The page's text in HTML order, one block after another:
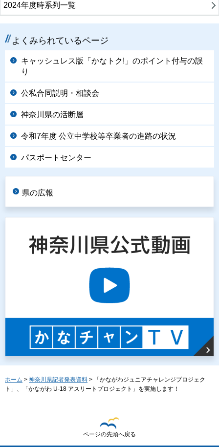
2024年度時系列一覧
よくみられているページ
キャッシュレス版「かなトク!」のポイント付与の誤
り
公私合同説明・相談会
神奈川県の活断層
令和7年度 公立中学校等卒業者の進路の状況
パスポートセンター
県の広報
ホーム > 神奈川県記者発表資料 > 「かながわジュニアチャレンジプロジェク
ト」、「かながわ U-18 アスリートプロジェクト」を実施します！
ページの先頭へ戻る